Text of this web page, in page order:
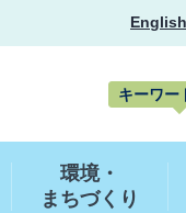
キーワー
ワ
ー
環境・
まちづくり